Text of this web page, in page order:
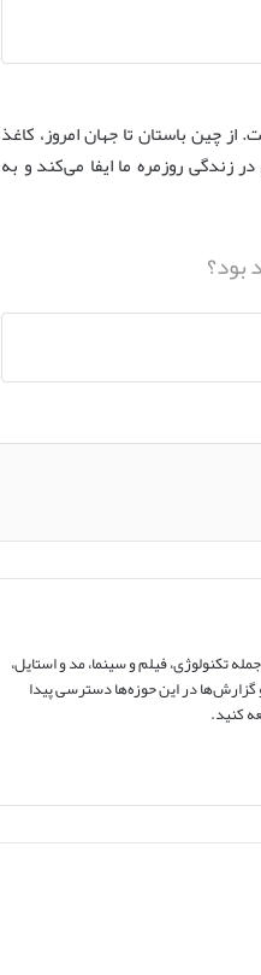
از چین باستان تا جهان امروز، کاغذ
روزمره ما ایفا می‌کند و به
بود؟
فیلم و سینما، مد و استایل،
در این حوزه‌ها دسترسی پیدا
کنید.